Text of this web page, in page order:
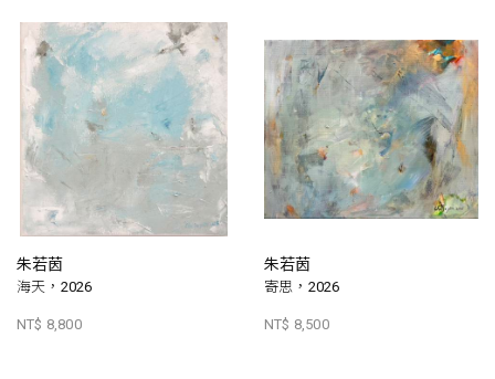
朱若茵
海天，2026
NT$ 8,800
朱若茵
寄思，2026
NT$ 8,500